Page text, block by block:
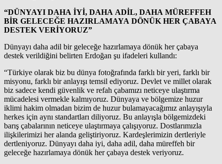
“DÜNYAYI DAHA İYİ, DAHA ADİL, DAHA MÜREFFEH
BİR GELECEĞE HAZIRLAMAYA DÖNÜK HER ÇABAYA
DESTEK VERİYORUZ”
Dünyayı daha adil bir geleceğe hazırlamaya dönük her çabaya
destek verildiğini belirten Erdoğan şu ifadeleri kullandı:
“Türkiye olarak biz bu dünya fotoğrafında farklı bir yeri, farklı bir
misyonu, farklı bir anlayışı temsil ediyoruz. Devlet ve millet olarak
biz sadece kendi güvenlik ve refah çabamızı neticeye ulaştırma
mücadelesi vermekle kalmıyoruz. Dünyaya ve bölgemize huzur
iklimi hakim olmadan bizim de huzur bulamayacağımız anlayışıyla
herkes için aynı standartları diliyoruz. Bu anlayışla bölgemizdeki
barış çabalarının neticeye ulaştırmaya çalışıyoruz. Dostlarımızla
ilişkilerimizi her alanda geliştiriyoruz. Kardeşlerimizin dertleriyle
dertleniyoruz. Dünyayı daha iyi, daha adil, daha müreffeh bir
geleceğe hazırlamaya dönük her çabaya destek veriyoruz.